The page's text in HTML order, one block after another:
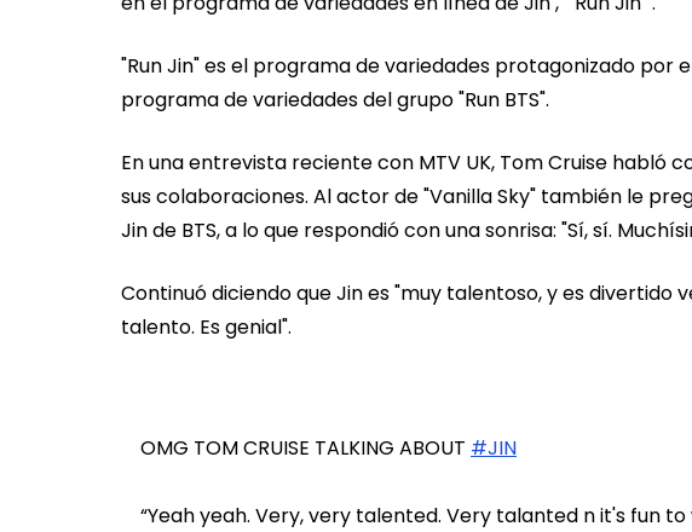
"Run Jin" es el programa de variedades protagonizado por
programa de variedades del grupo "Run BTS".
En una entrevista reciente con MTV UK, Tom Cruise habló
sus colaboraciones. Al actor de "Vanilla Sky" también le
Jin de BTS, a lo que respondió con una sonrisa: "Sí, sí.
Continuó diciendo que Jin es "muy talentoso, y es divertido
talento. Es genial".
OMG TOM CRUISE TALKING ABOUT #JIN
“Yeah yeah. Very, very talented. Very talanted n it's fun